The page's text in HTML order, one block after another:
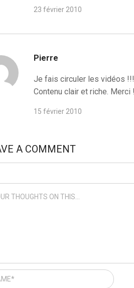
23 février 2010
Pierre
Je fais circuler les vidéos !!!
Contenu clair et riche. Merci !
15 février 2010
A COMMENT